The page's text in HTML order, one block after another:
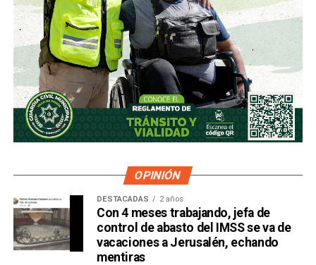
OPINIÓN
DESTACADAS 2 años
Con 4 meses trabajando, jefa de
control de abasto del IMSS se va de
vacaciones a Jerusalén, echando
mentiras